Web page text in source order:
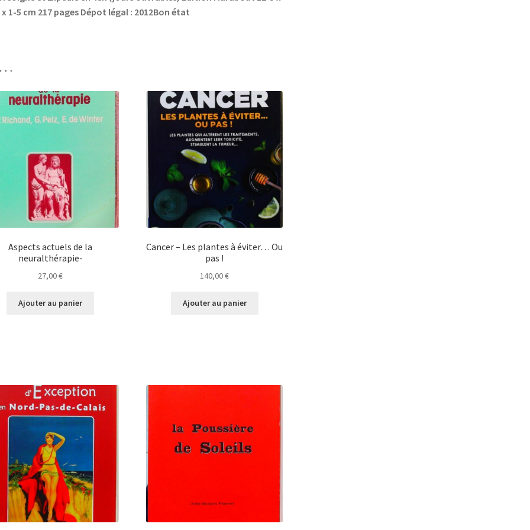
x 1-5 cm 217 pages Dépot légal : 2012Bon état
Aspects actuels de la
neuralthérapie-
27,00€
Ajouter au panier
Cancer – Les plantes à éviter… Ou
pas !
140,00€
Ajouter au panier